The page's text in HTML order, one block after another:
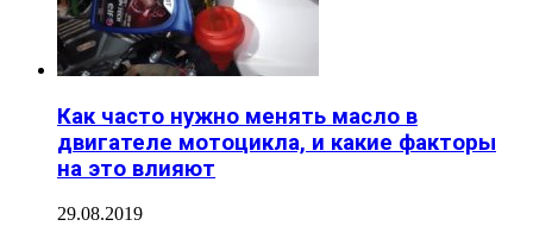
Как часто нужно менять масло в
двигателе мотоцикла, и какие факторы
на это влияют
29.08.2019